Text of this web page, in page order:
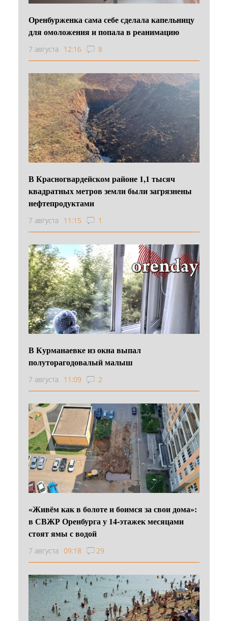
Оренбурженка сама себе сделала капельницу
для омоложения и попала в реанимацию
7 августа 12:16 8
В Красногвардейском районе 1,1 тысяч
квадратных метров земли были загрязнены
нефтепродуктами
7 августа 11:15 1
В Курманаевке из окна выпал
полуторагодовалый малыш
7 августа 11:09 2
«Живём как в болоте и боимся за свои дома»:
в СВЖР Оренбурга у 14-этажек месяцами
стоят ямы с водой
7 августа 09:18 29